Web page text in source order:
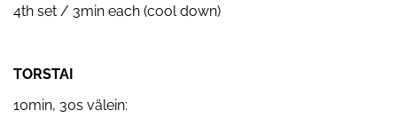
4th set / 3min each (cool down)
TORSTAI
10min, 30s välein: